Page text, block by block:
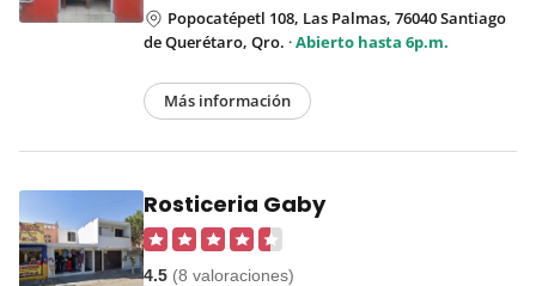
Popocatépetl 108, Las Palmas, 76040 Santiago
de Querétaro, Qro. ·Abierto hasta 6p.m.
Más información
Rosticeria Gaby
4.5 (8 valoraciones)